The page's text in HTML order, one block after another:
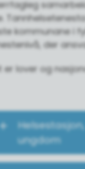
kommunane i
der
er lover og
ungdom